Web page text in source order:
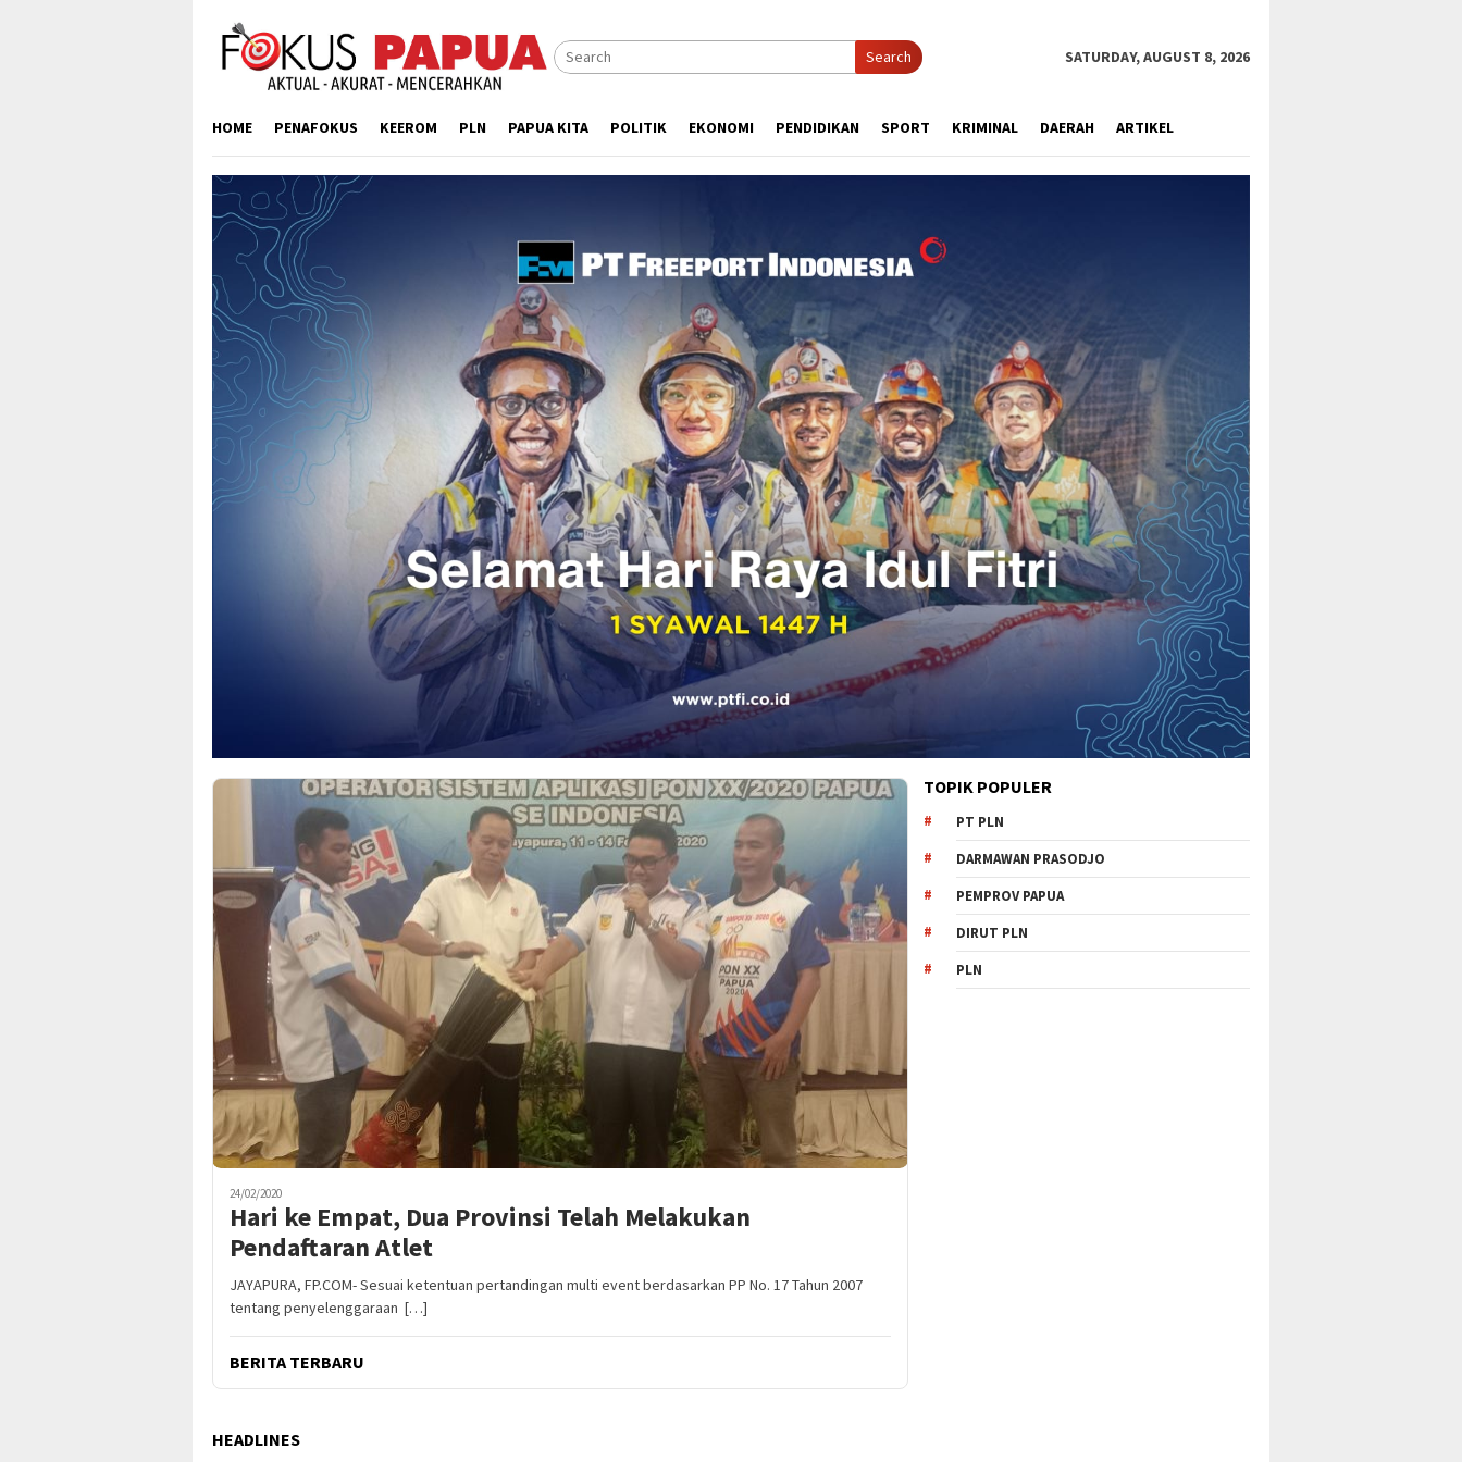
content
Search SATURDAY, AUGUST 8, 2026
HOME PENAFOKUS KEEROM PLN PAPUA KITA POLITIK EKONOMI PENDIDIKAN SPORT KRIMINAL DAERAH ARTIKEL
24/02/2020
Hari ke Empat, Dua Provinsi Telah Melakukan
Pendaftaran Atlet
JAYAPURA, FP.COM- Sesuai ketentuan pertandingan multi event berdasarkan PP No. 17 Tahun 2007
tentang penyelenggaraan […]
BERITA TERBARU
HEADLINES
TOPIK POPULER
PT PLN
DARMAWAN PRASODJO
PEMPROV PAPUA
DIRUT PLN
PLN